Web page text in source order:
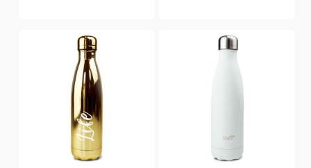
varianti.
Le
opzioni
possono
essere
scelte
nella
pagina
del